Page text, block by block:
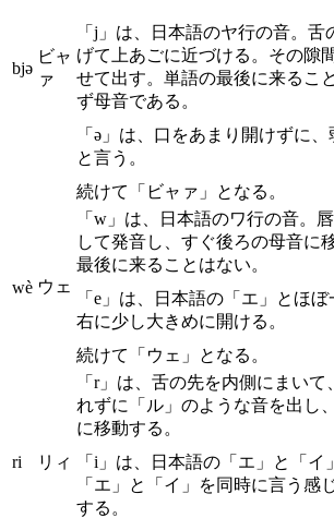
bjə
ビャ
ァ
「j」は、日本語のヤ行の音。舌
げて上あごに近づける。その隙
せて出す。単語の最後に来るこ
ず母音である。
「ə」は、口をあまり開けずに、
と言う。
続けて「ビャァ」となる。
wè ウェ
「w」は、日本語のワ行の音。
して発音し、すぐ後ろの母音に
最後に来ることはない。
「e」は、日本語の「エ」とほ
右に少し大きめに開ける。
続けて「ウェ」となる。
ri リィ
「r」は、舌の先を内側にまい
れずに「ル」のような音を出し
に移動する。
「i」は、日本語の「エ」と「イ
「エ」と「イ」を同時に言う感
する。